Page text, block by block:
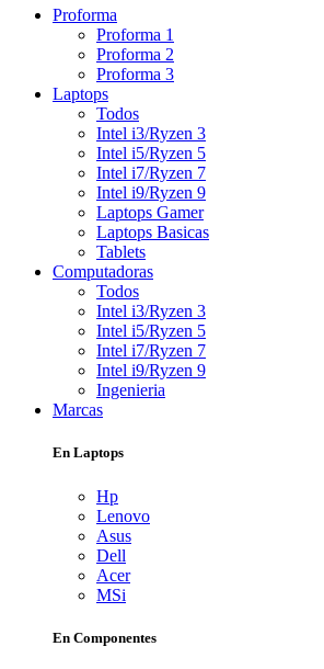
Proforma
Proforma 1
Proforma 2
Proforma 3
Laptops
Todos
Intel i3/Ryzen 3
Intel i5/Ryzen 5
Intel i7/Ryzen 7
Intel i9/Ryzen 9
Laptops Gamer
Laptops Basicas
Tablets
Computadoras
Todos
Intel i3/Ryzen 3
Intel i5/Ryzen 5
Intel i7/Ryzen 7
Intel i9/Ryzen 9
Ingenieria
Marcas
En Laptops
Hp
Lenovo
Asus
Dell
Acer
MSi
En Componentes